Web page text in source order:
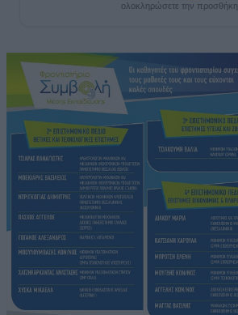
ολοκληρώσετε την προσθήκη.